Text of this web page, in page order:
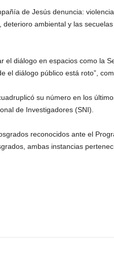
de Jesús denuncia:
ambiental y las
el diálogo en espacios como la
el diálogo público está roto”,
su número en los
de Investigadores (SNI).
reconocidos ante el
ambas instancias